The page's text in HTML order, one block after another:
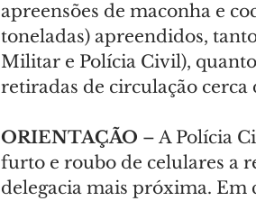
apreensões de maconha e
toneladas) apreendidos,
Militar e Polícia Civil),
retiradas de circulação cerca
ORIENTAÇÃO – A Polícia
furto e roubo de celulares a
delegacia mais próxima. Em